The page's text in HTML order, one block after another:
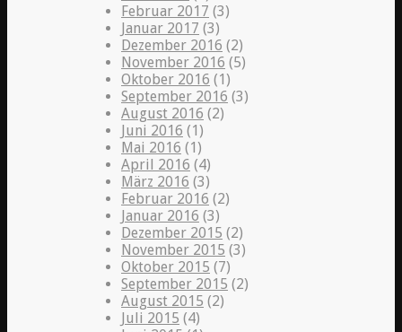
Februar 2017 (3)
Januar 2017 (3)
Dezember 2016 (2)
November 2016 (5)
Oktober 2016 (1)
September 2016 (3)
August 2016 (2)
Juni 2016 (1)
Mai 2016 (1)
April 2016 (4)
März 2016 (3)
Februar 2016 (2)
Januar 2016 (3)
Dezember 2015 (2)
November 2015 (3)
Oktober 2015 (7)
September 2015 (2)
August 2015 (2)
Juli 2015 (4)